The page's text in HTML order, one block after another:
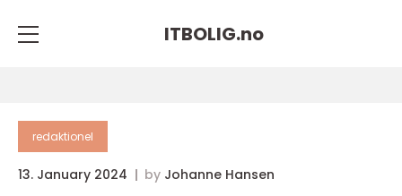
ITBOLIG.no
redaktionel
13. January 2024 by Johanne Hansen